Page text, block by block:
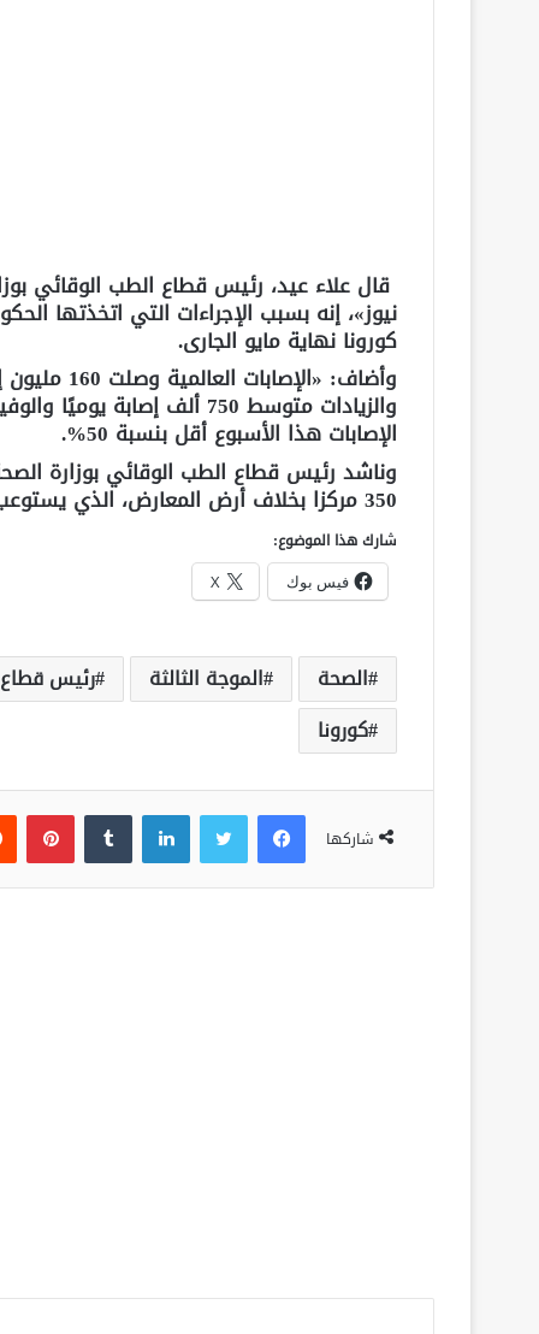
قال علاء عيد، رئيس قطاع الطب الوقائي
نيوز»، إنه بسبب الإجراءات التي اتخذتها
كورونا نهاية مايو الجارى.
الإصابات هذا الأسبوع أقل بنسبة 50%.
وناشد رئيس قطاع الطب الوقائي بوزارة
350 مركزا بخلاف أرض المعارض، الذي يستوعب تطعيم أكثر من 10 آلاف يوميا.
شارك هذا الموضوع:
فيس بوك X
الصحة الموجة الثالثة رئيس قطاع
كورونا
شاركها
فيسبوك لينكدإن بينتيريست